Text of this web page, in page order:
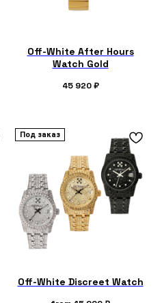
Off-White After Hours
Watch Gold
45 920 ₽
Под заказ
Off-White Discreet Watch